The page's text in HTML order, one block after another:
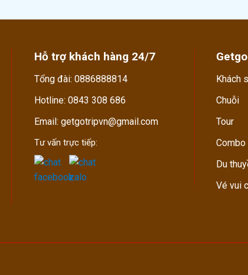
Hỗ trợ khách hàng 24/7
Tổng đài: 0886888814
Hotline: 0843 308 686
Email: getgotripvn@gmail.com
Tư vấn trực tiếp:
Khách
Chuỗi
Tour
Combo
Du
Vé vui